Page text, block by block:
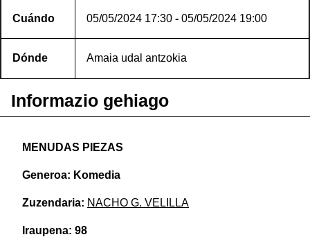
Cuándo 05/05/2024 17:30 - 05/05/2024 19:00
Dónde Amaia udal antzokia
Informazio gehiago
MENUDAS PIEZAS
Generoa: Komedia
Zuzendaria: NACHO G. VELILLA
Iraupena: 98